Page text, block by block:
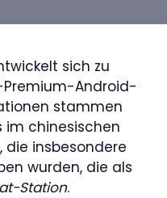
sich zu
Android-
stammen
im chinesischen
die insbesondere
wurden, die als
Station.